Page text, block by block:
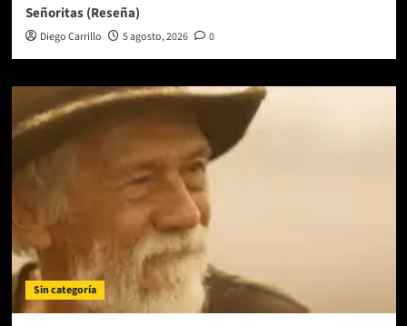
Señoritas (Reseña)
Diego Carrillo 5 agosto, 2026 0
Sin categoría